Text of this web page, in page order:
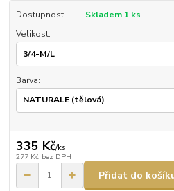
Dostupnost
Skladem 1 ks
Velikost:
Barva:
335 Kč/ks
277 Kč bez DPH
Přidat do